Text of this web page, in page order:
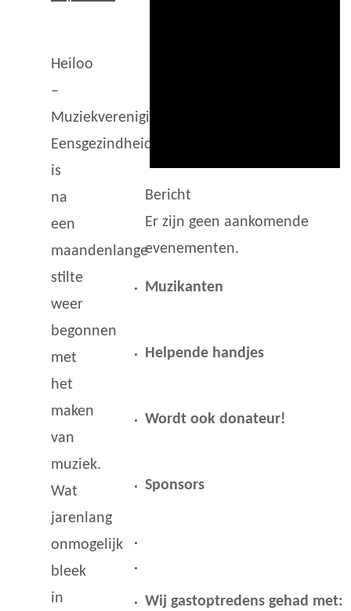
Heiloo
–
Muziekvereniging
Eensgezindheid
is
na
een
maandenlange
stilte
weer
begonnen
met
het
maken
van
muziek.
Wat
jarenlang
onmogelijk
bleek
in
Bericht
Er zijn geen aankomende
evenementen.
Muzikanten
Helpende handjes
Wordt ook donateur!
Sponsors
Wij gastoptredens gehad met: